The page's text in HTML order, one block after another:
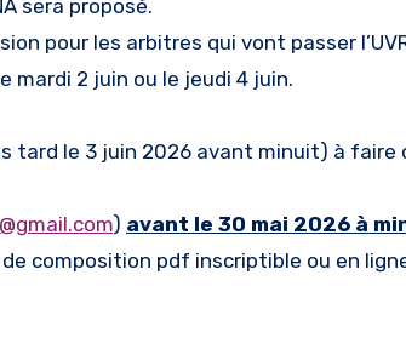
sera proposé.
pour les arbitres qui vont passer
mardi 2 juin ou le jeudi 4 juin.
tard le 3 juin 2026 avant minuit) à faire
) avant le 30 mai 2026 à
composition pdf inscriptible ou en